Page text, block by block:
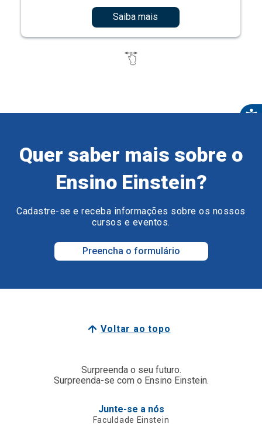
Saiba mais
Quer saber mais sobre o
Ensino Einstein?
Cadastre-se e receba informações sobre os nossos
cursos e eventos.
Preencha o formulário
Voltar ao topo
Surpreenda o seu futuro.
Surpreenda-se com o Ensino Einstein.
Junte-se a nós
Faculdade Einstein